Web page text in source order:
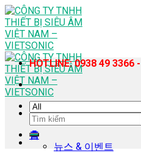
Skip
to
content
홈
뉴스 & 이벤트
HOTLINE: 0938 49 3366
검
색: